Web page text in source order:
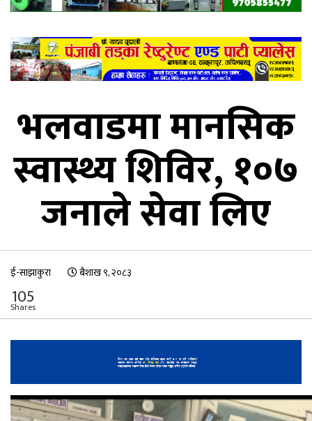
भलवाडमा मानसिक
स्वास्थ्य शिविर, १०७
जनाले सेवा लिए
ई-साझाकुरा बैशाख ९, २०८३
105
Shares